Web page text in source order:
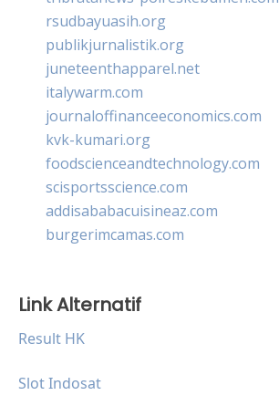
rsudbayuasih.org
publikjurnalistik.org
juneteenthapparel.net
italywarm.com
journaloffinanceeconomics.com
kvk-kumari.org
foodscienceandtechnology.com
scisportsscience.com
addisababacuisineaz.com
burgerimcamas.com
Link Alternatif
Result HK
Slot Indosat